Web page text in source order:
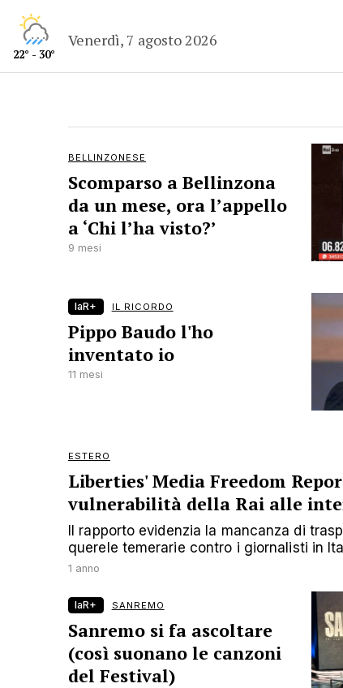
22° - 30°
Venerdì, 7 agosto 2026
BELLINZONESE
Scomparso a Bellinzona
da un mese, ora l’appello
a ‘Chi l’ha visto?’
9 mesi
laR+ IL RICORDO
Pippo Baudo l'ho
inventato io
11 mesi
ESTERO
Liberties' Media Freedom
vulnerabilità della Rai alle
Il rapporto evidenzia la mancanza di
querele temerarie contro i giornalisti in
1 anno
laR+ SANREMO
Sanremo si fa ascoltare
(così suonano le canzoni
del Festival)